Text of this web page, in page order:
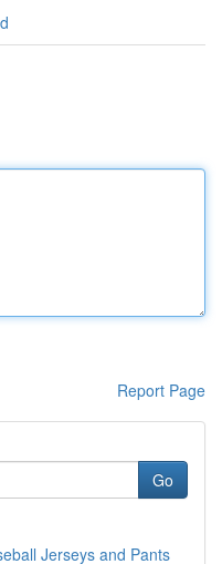
Report Page
Go
Jerseys and Pants